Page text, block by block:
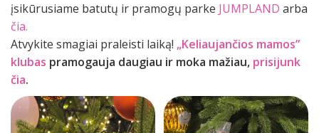
įsikūrusiame batutų ir pramogų parke JUMPLAND arba
čia.
Atvykite smagiai praleisti laiką! „Keliaujančios mamos”
klubas pramogauja daugiau ir moka mažiau, prisijunk
čia.